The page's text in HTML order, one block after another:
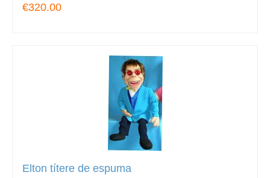
€320.00
Elton títere de espuma